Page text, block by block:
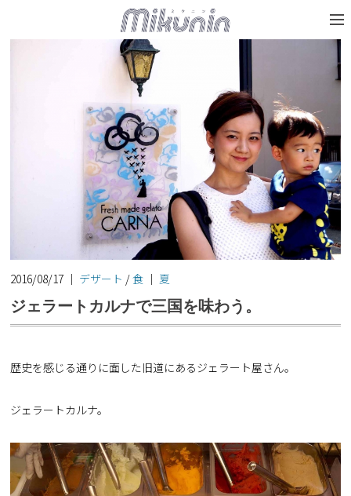
2016/08/17 ｜ デザート /食 ｜ 夏
ジェラートカルナで三国を味わう。
歴史を感じる通りに面した旧道にあるジェラート屋さん。
ジェラートカルナ。